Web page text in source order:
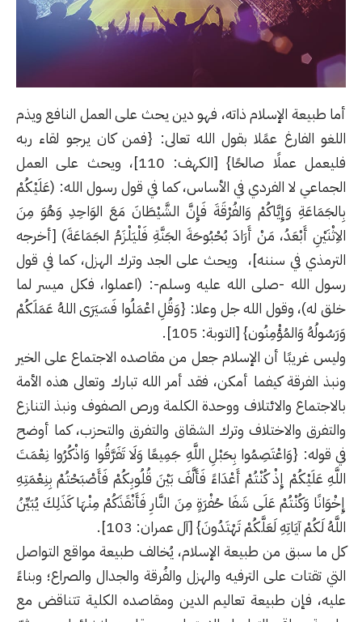
أما طبيعة الإسلام ذاته، فهو دين يحث على العمل النافع ويذم
اللغو الفارغ عمًلا بقول الله تعالى: {فمن كان يرجو لقاء ربه
فليعمل عملًا صالحًا} [الكهف: 110]، ويحث على العمل
الجماعي لا الفردي في الأساس، كما في قول رسول الله: (عَلَيْكُمْ
بِالجَمَاعَةِ وَإِيَّاكُمْ وَالفُرْقَةَ فَإِنَّ الشَّيْطَانَ مَعَ الوَاحِدِ وَهُوَ مِنَ
الاِثْنَيْنِ أَبْعَدُ، مَنْ أَرَادَ بُحْبُوحَةَ الجَنَّةِ فَلْيَلْزَمُ الجَمَاعَةَ) [أخرجه
الترمذي في سننه]، ويحث على الجد وترك الهزل، كما في قول
رسول الله -صلى الله عليه وسلم-: (اعملوا، فكل ميسر لما
خلق له)، وقول الله جل وعلا: {وَقُلِ اعْمَلُوا فَسَيَرَى اللهُ عَمَلَكُمْ
وَرَسُولُهُ وَالمُؤْمِنُون} [التوبة: 105].
وليس غريبًا أن الإسلام جعل من مقاصده الاجتماع على الخير
ونبذ الفرقة كيفما أمكن، فقد أمر الله تبارك وتعالى هذه الأمة
بالاجتماع والائتلاف ووحدة الكلمة ورص الصفوف ونبذ التنازع
والتفرق والاختلاف وترك الشقاق والتفرق والتحزب، كما أوضح
في قوله: {وَاعْتَصِمُوا بِحَبْلِ اللَّهِ جَمِيعًا وَلَا تَفَرَّقُوا وَاذْكُرُوا نِعْمَتَ
اللَّهِ عَلَيْكُمْ إِذْ كُنْتُمْ أَعْدَاءً فَأَلَّفَ بَيْنَ قُلُوبِكُمْ فَأَصْبَحْتُمْ بِنِعْمَتِهِ
إِخْوَانًا وَكُنْتُمْ عَلَى شَفَا حُفْرَةٍ مِنَ النَّارِ فَأَنْقَذَكُمْ مِنْهَا كَذَلِكَ يُبَيِّنُ
اللَّهُ لَكُمْ آيَاتِهِ لَعَلَّكُمْ تَهْتَدُونَ} [آل عمران: 103].
كل ما سبق من طبيعة الإسلام، يُخالف طبيعة مواقع التواصل
التي تقتات على الترفيه والهزل والفُرقة والجدال والصراع؛ وبناءً
عليه، فإن طبيعة تعاليم الدين ومقاصده الكلية تتناقض مع